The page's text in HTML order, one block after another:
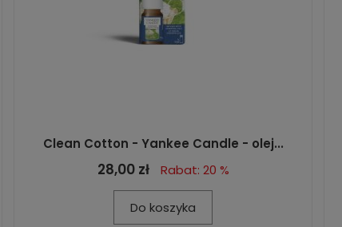
Clean Cotton - Yankee Candle - olej...
28,00 zł Rabat: 20 %
Do koszyka